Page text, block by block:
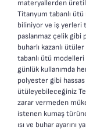
materyallerden
Titanyum tabanlı ütü
biliniyor ve iş yerleri
paslanmaz çelik gibi
buharlı kazanlı ütüler
tabanlı ütü modelleri
günlük kullanımda
polyester gibi hassas
ütüleyebileceğiniz
zarar vermeden
istenen kumaş
ısı ve buhar ayarını